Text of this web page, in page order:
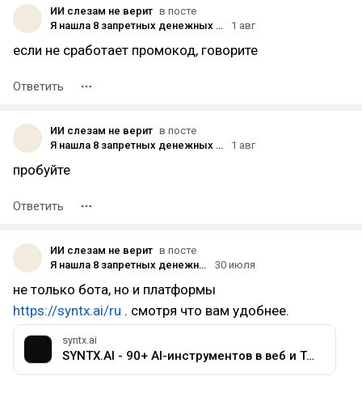
ИИ слезам не верит в посте
Я нашла 8 запретных денежных промптов для ChatGPT. Кажется, финансовый ящик Пандоры официально открыт
1 авг
если не сработает промокод, говорите
Ответить
ИИ слезам не верит в посте
Я нашла 8 запретных денежных промптов для ChatGPT. Кажется, финансовый ящик Пандоры официально открыт
1 авг
пробуйте
Ответить
ИИ слезам не верит в посте
Я нашла 8 запретных денежных промптов для ChatGPT. Кажется, финансовый ящик Пандоры официально открыт
30 июля
не только бота, но и платформы
https://syntx.ai/ru . смотря что вам удобнее.
syntx.ai
SYNTX.AI - 90+ AI-инструментов в веб и Telegram